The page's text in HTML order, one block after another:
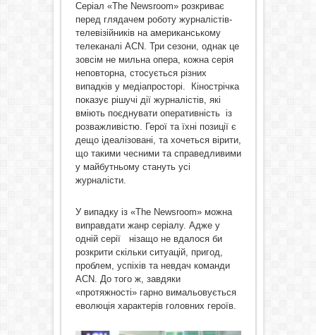
Серіал «The Newsroom» розкриває
перед глядачем роботу журналістів-
телевізійників на американському
телеканалі АСN. Три сезони, однак це
зовсім не мильна опера, кожна серія
неповторна, стосується різних
випадків у медіапросторі. Кінострічка
показує рішучі дії журналістів, які
вміють поєднувати оперативність із
розважливістю. Герої та їхні позиції є
дещо ідеалізовані, та хочеться вірити,
що такими чесними та справедливими
у майбутньому стануть усі
журналісти.
У випадку із «The Newsroom» можна
виправдати жанр серіалу. Адже у
одній серії нізащо не вдалося би
розкрити скільки ситуацій, пригод,
проблем, успіхів та невдач команди
АСN. До того ж, завдяки
«протяжності» гарно вимальовується
еволюція характерів головних героїв.